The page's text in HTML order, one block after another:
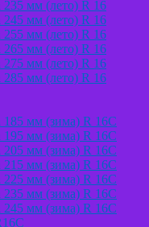
мм (лето) R 16
мм (лето) R 16
мм (лето) R 16
мм (лето) R 16
мм (лето) R 16
мм (лето) R 16
мм (зима) R 16С
мм (зима) R 16С
мм (зима) R 16С
мм (зима) R 16С
мм (зима) R 16С
мм (зима) R 16С
мм (зима) R 16С